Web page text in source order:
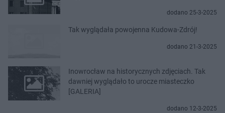
dodano 25-3-2025
Tak wyglądała powojenna Kudowa-Zdrój!
dodano 21-3-2025
Inowrocław na historycznych zdjęciach. Tak
dawniej wyglądało to urocze miasteczko
[GALERIA]
dodano 12-3-2025